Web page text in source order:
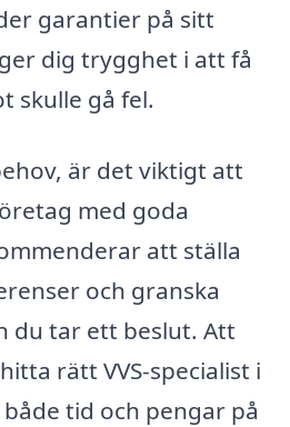
garantier på sitt
dig trygghet i att få
skulle gå fel.
är det viktigt att
med goda
att ställa
och granska
du tar ett beslut. Att
rätt VVS-specialist i
tid och pengar på